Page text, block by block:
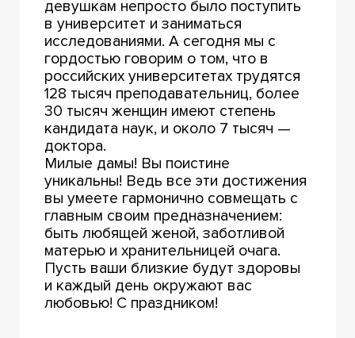
девушкам непросто было поступить
в университет и заниматься
исследованиями. А сегодня мы с
гордостью говорим о том, что в
российских университетах трудятся
128 тысяч преподавательниц, более
30 тысяч женщин имеют степень
кандидата наук, и около 7 тысяч —
доктора.
Милые дамы! Вы поистине
уникальны! Ведь все эти достижения
вы умеете гармонично совмещать с
главным своим предназначением:
быть любящей женой, заботливой
матерью и хранительницей очага.
Пусть ваши близкие будут здоровы
и каждый день окружают вас
любовью! С праздником!